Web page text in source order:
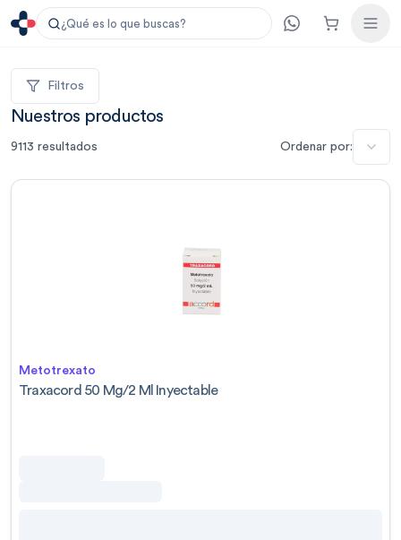
¿Qué es lo que buscas?
Filtros
Nuestros productos
9113 resultados Ordenar por:
Metotrexato
Traxacord 50 Mg/2 Ml Inyectable